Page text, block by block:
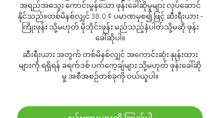
အရည်အသွေး ကောင်းမွန်သော ဖုန်းခေါ်ဆိုမှုများ လုပ်ဆောင်
နိုင်သည်။တစ်မိနစ်လျှင် 38.0 ¢ ပမာဏမှစ၍ ဖြင့် ဆီးရီးယား -
ကြိုးဖုန်း သို့မဟုတ် မိုဘိုင်းဖုန်း မည်သည့်နံပါတ်သို့မဆို ဖုန်း
ခေါ်ဆိုပါ။
ဆီးရီးယား အတွက် တစ်မိနစ်လျှင် အကောင်းဆုံး နှုန်းထား
များကို ရရှိရန် ခရက်ဒစ် ပက်ကေ့ချ်များ သို့မဟုတ် ဖုန်းခေါ်ဆို
မှု အစီအစဉ်တစ်ခုကို ဝယ်ယူပါ။